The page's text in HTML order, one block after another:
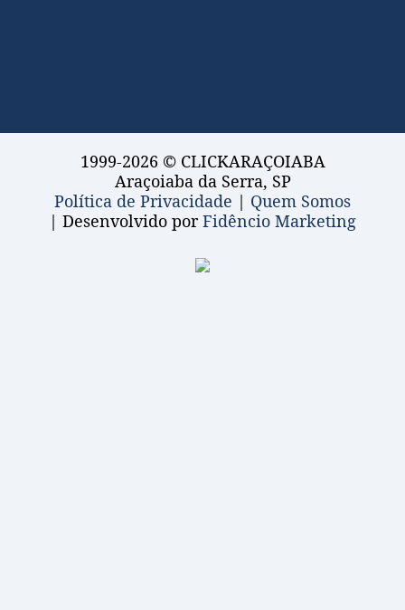
1999-2026 © CLICKARAÇOIABA
Araçoiaba da Serra, SP
Política de Privacidade | Quem Somos
| Desenvolvido porFidêncio Marketing